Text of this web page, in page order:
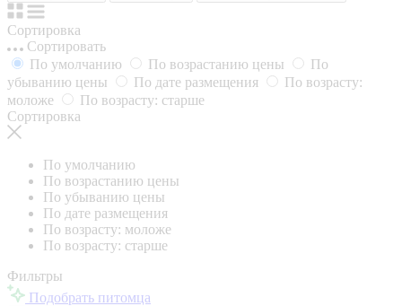
Сортировка
Сортировать
По умолчанию
По возрастанию цены
По
убыванию цены
По дате размещения
По возрасту:
моложе
По возрасту: старше
Сортировка
По умолчанию
По возрастанию цены
По убыванию цены
По дате размещения
По возрасту: моложе
По возрасту: старше
Фильтры
Подобрать питомца